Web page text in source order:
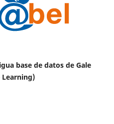
base de datos de Gale
Learning)